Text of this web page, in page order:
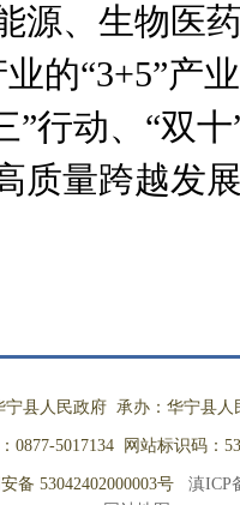
源、生物医
的“3+5”产
”行动、 “双十
质量跨越发
宁县人民政府 承办：华宁县人
0877-5017134 网站标识码：
备 53042402000003号
滇ICP